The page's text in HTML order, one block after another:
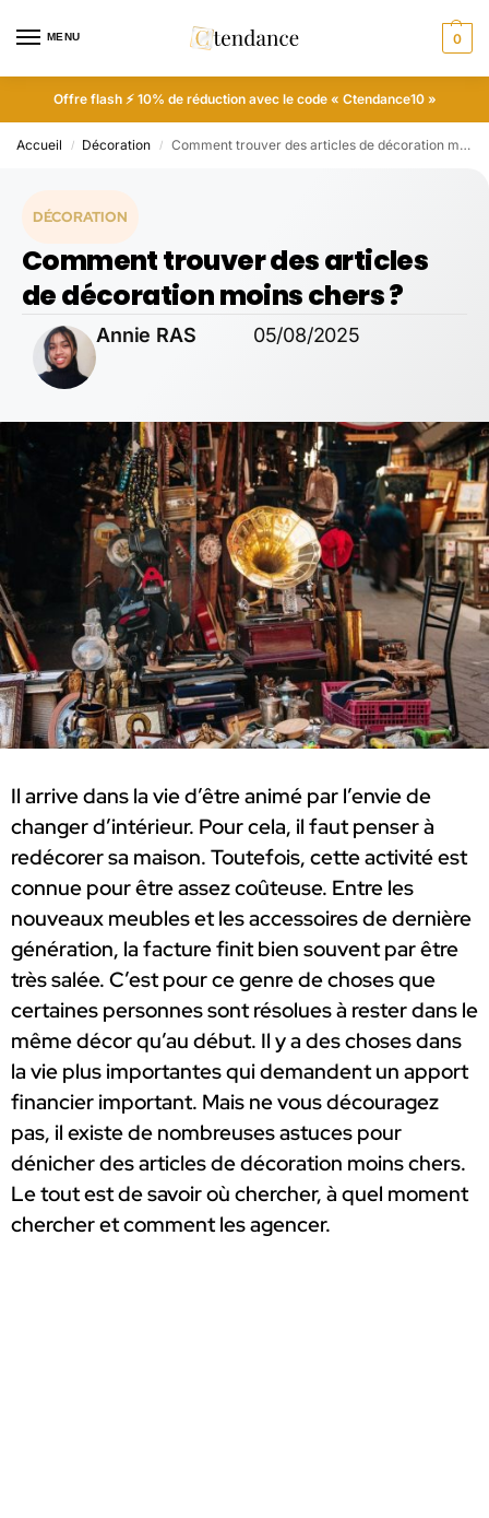
MENU 0
Offre flash ⚡ 10% de réduction avec le code « Ctendance10 »
Accueil / Décoration / Comment trouver des articles de décoration moins chers ?
DÉCORATION
Comment trouver des articles
de décoration moins chers ?
Annie RAS 05/08/2025
Il arrive dans la vie d’être animé par l’envie de
changer d’intérieur. Pour cela, il faut penser à
redécorer sa maison. Toutefois, cette activité est
connue pour être assez coûteuse. Entre les
nouveaux meubles et les accessoires de dernière
génération, la facture finit bien souvent par être
très salée. C’est pour ce genre de choses que
certaines personnes sont résolues à rester dans le
même décor qu’au début. Il y a des choses dans
la vie plus importantes qui demandent un apport
financier important. Mais ne vous découragez
pas, il existe de nombreuses astuces pour
dénicher des articles de décoration moins chers.
Le tout est de savoir où chercher, à quel moment
chercher et comment les agencer.